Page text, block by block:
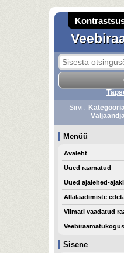
Sisene
Sirvi:
Menüü
Avaleht
Uued raamatud
Uued ajalehed-
Allalaadimiste
Viimati vaadatud